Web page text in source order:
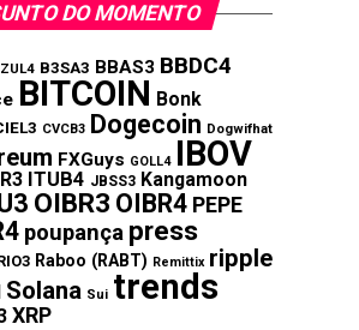
DO MOMENTO
B3SA3 BBAS3 BBDC4
BITCOIN Bonk
CVCB3 Dogecoin Dogwifhat
FXGuys GOLL4 IBOV
ITUB4 JBSS3 Kangamoon
OIBR3 OIBR4 PEPE
poupança press
Raboo (RABT) Remittix ripple
Solana Sui trends
XRP